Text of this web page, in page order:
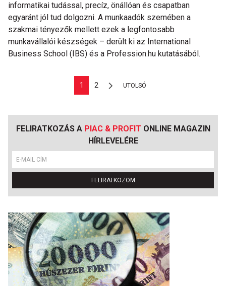
informatikai tudással, precíz, önállóan és csapatban
egyaránt jól tud dolgozni. A munkaadók szemében a
szakmai tényezők mellett ezek a legfontosabb
munkavállalói készségek – derült ki az International
Business School (IBS) és a Profession.hu kutatásából.
1 2 UTOLSÓ
FELIRATKOZÁS A PIAC & PROFIT ONLINE MAGAZIN
HÍRLEVELÉRE
FELIRATKOZOM